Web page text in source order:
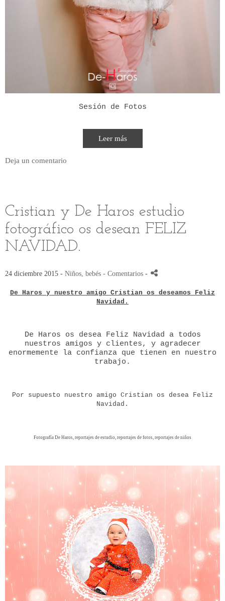
Sesión de Fotos
Leer más
Deja un comentario
Cristian y De Haros estudio
fotográfico os desean FELIZ
NAVIDAD.
24 diciembre 2015 - Niños, bebés - Comentarios -
De Haros y nuestro amigo Cristian os deseamos Feliz
Navidad.
De Haros os desea Feliz Navidad a todos
nuestros amigos y clientes, y agradecer
enormemente la confianza que tienen en nuestro
trabajo.
Por supuesto nuestro amigo Cristian os desea Feliz
Navidad.
Fotografía De Haros, reportajes de estudio, reportajes de fotos, reportajes de niños